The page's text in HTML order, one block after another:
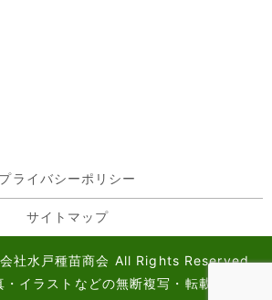
プライバシーポリシー
サイトマップ
社水戸種苗商会 All Rights Reserved.
・イラストなどの無断複写・転載を禁じ